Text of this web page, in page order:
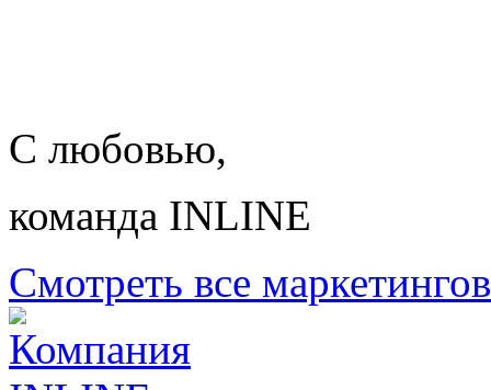
С любовью,
команда INLINE
Смотреть все